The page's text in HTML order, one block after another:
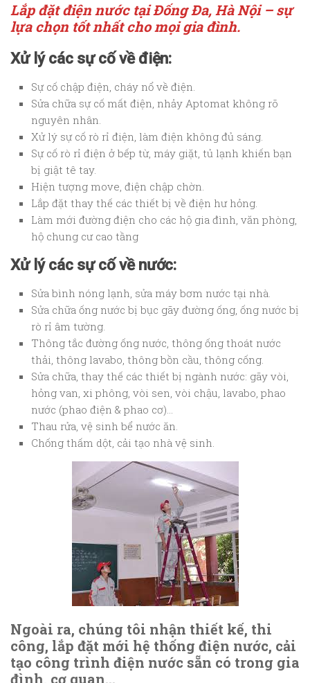
Lắp đặt điện nước tại Đống Đa, Hà Nội – sự
lựa chọn tốt nhất cho mọi gia đình.
Xử lý các sự cố về điện:
Sự cố chập điện, cháy nổ về điện.
Sửa chữa sự cố mất điện, nhảy Aptomat không rõ
nguyên nhân.
Xử lý sự cố rò rỉ điện, làm điện không đủ sáng.
Sự cố rò rỉ điện ở bếp từ, máy giặt, tủ lạnh khiến bạn
bị giật tê tay.
Hiện tượng move, điện chập chờn.
Lắp đặt thay thế các thiết bị về điện hư hỏng.
Làm mới đường điện cho các hộ gia đình, văn phòng,
hộ chung cư cao tầng
Xử lý các sự cố về nước:
Sửa bình nóng lạnh, sửa máy bơm nước tại nhà.
Sửa chữa ống nước bị bục gãy đường ống, ống nước bị
rò rỉ âm tường.
Thông tắc đường ống nước, thông ống thoát nước
thải, thông lavabo, thông bồn cầu, thông cống.
Sửa chữa, thay thế các thiết bị ngành nước: gãy vòi,
hỏng van, xi phông, vòi sen, vòi chậu, lavabo, phao
nước (phao điện & phao cơ)…
Thau rửa, vệ sinh bể nước ăn.
Chống thấm dột, cải tạo nhà vệ sinh.
Ngoài ra, chúng tôi nhận thiết kế, thi
công, lắp đặt mới hệ thống điện nước, cải
tạo công trình điện nước sẵn có trong gia
đình, cơ quan…